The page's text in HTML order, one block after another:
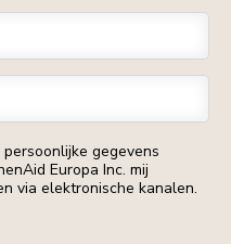
gegevens
Europa Inc. mij
via elektronische kanalen.